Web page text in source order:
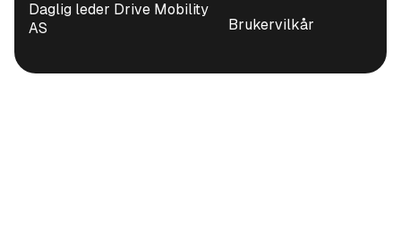
Daglig leder Drive Mobility
AS
Brukervilkår